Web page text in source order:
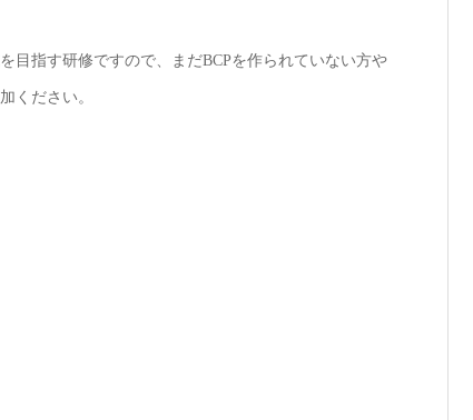
目指す研修ですので、まだBCPを作られていない方や
ください。